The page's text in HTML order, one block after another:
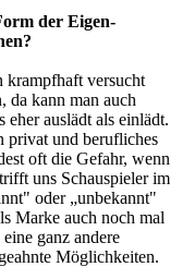
der Eigen-
krampfhaft versucht
da kann man auch
eher auslädt als einlädt.
privat und berufliches
oft die Gefahr, wenn
uns Schauspieler im
oder „unbekannt"
Marke auch noch mal
ganz andere
Möglichkeiten.